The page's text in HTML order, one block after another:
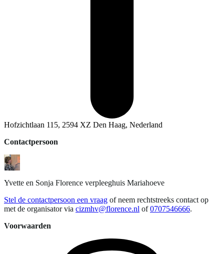
Hofzichtlaan 115, 2594 XZ Den Haag, Nederland
Contactpersoon
Yvette en Sonja Florence verpleeghuis Mariahoeve
Stel de contactpersoon een vraag of neem rechtstreeks contact op
met de organisator via cizmhv@florence.nl of 0707546666.
Voorwaarden